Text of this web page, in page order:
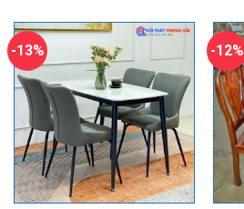
7.050.000₫.
-13% -12%